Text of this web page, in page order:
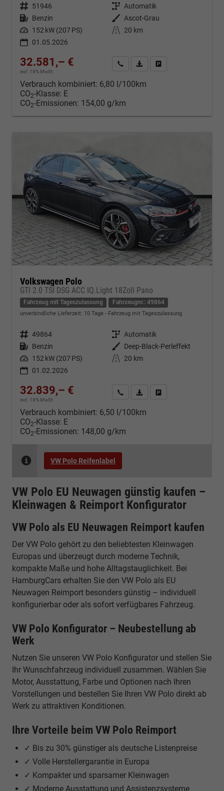
Fahrzeugnr. 51946 Getriebe Automatik
Kraftstoff Benzin Außenfarbe Ascot-Grau
Leistung 152 kW (207 PS) Kilometerstand
20 km
01.05.2026
32.581,– €
incl. 19% MwSt.
Kontakt & Angebot anfordern
PDF-Datei, Fahrzeugexposé
Verbrauch kombiniert: 6,80 l/100km
CO2-Klasse: E
CO2-Emissionen: 154,00 g/km
Volkswagen Polo
GTI 2.0 TSI DSG ACC IQ.Light 18Zoll Pano
Fahrzeug mit Tageszulassung Fahrzeugnr.: 49864
unverbindliche Lieferzeit: 10 Tage Fahrzeug mit Tageszulassung
Fahrzeugnr. 49864 Getriebe Automatik
Kraftstoff Benzin Außenfarbe
Deep-Black-Perleffekt
Leistung 152 kW (207 PS) Kilometerstand
20 km
01.02.2026
32.839,– €
incl. 19% MwSt.
Kontakt & Angebot anfordern
PDF-Datei, Fahrzeugexposé
Verbrauch kombiniert: 6,50 l/100km
CO2-Klasse: E
CO2-Emissionen: 148,00 g/km
VW Polo Reifenlabel
VW Polo EU Neuwagen günstig kaufen –
Kleinwagen & Reimport Konfigurator
VW Polo als EU Neuwagen Reimport kaufen
Der VW Polo gehört zu den beliebtesten Kleinwagen
Europas und überzeugt durch moderne Technik,
kompakte Maße und hohe Alltagstauglichkeit. Bei
HamburgCars erhalten Sie den VW Polo als EU
Neuwagen Reimport besonders günstig – individuell
konfigurierbar oder als sofort verfügbares Fahrzeug.
VW Polo Konfigurator – Neubestellung ab
Werk
Nutzen Sie unseren VW Polo Konfigurator und stellen Sie
Ihr Wunschfahrzeug individuell zusammen. Wählen Sie
Motor, Ausstattung, Farbe und Optionen nach Ihren
Vorstellungen und bestellen Sie Ihren VW Polo direkt ab
Werk zu attraktiven Konditionen.
Ihre Vorteile beim VW Polo Reimport
✓ Bis zu 30% günstiger als deutsche Listenpreise
✓ Volle Herstellergarantie in Europa
✓ Kompakter und sparsamer Kleinwagen
✓ Moderne Ausstattung und Assistenzsysteme